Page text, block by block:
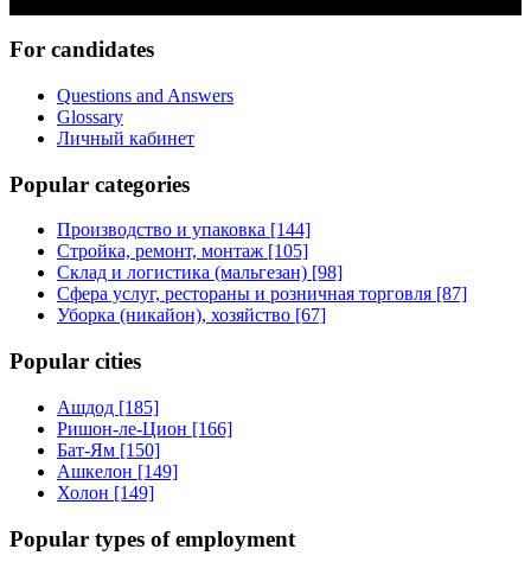
For candidates
Questions and Answers
Glossary
Личный кабинет
Popular categories
Производство и упаковка [144]
Стройка, ремонт, монтаж [105]
Склад и логистика (мальгезан) [98]
Сфера услуг, рестораны и розничная торговля [87]
Уборка (никайон), хозяйство [67]
Popular cities
Ашдод [185]
Ришон-ле-Цион [166]
Бат-Ям [150]
Ашкелон [149]
Холон [149]
Popular types of employment